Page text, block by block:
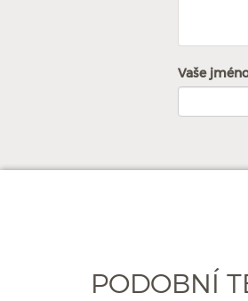
Vaše
PODOBNÍ